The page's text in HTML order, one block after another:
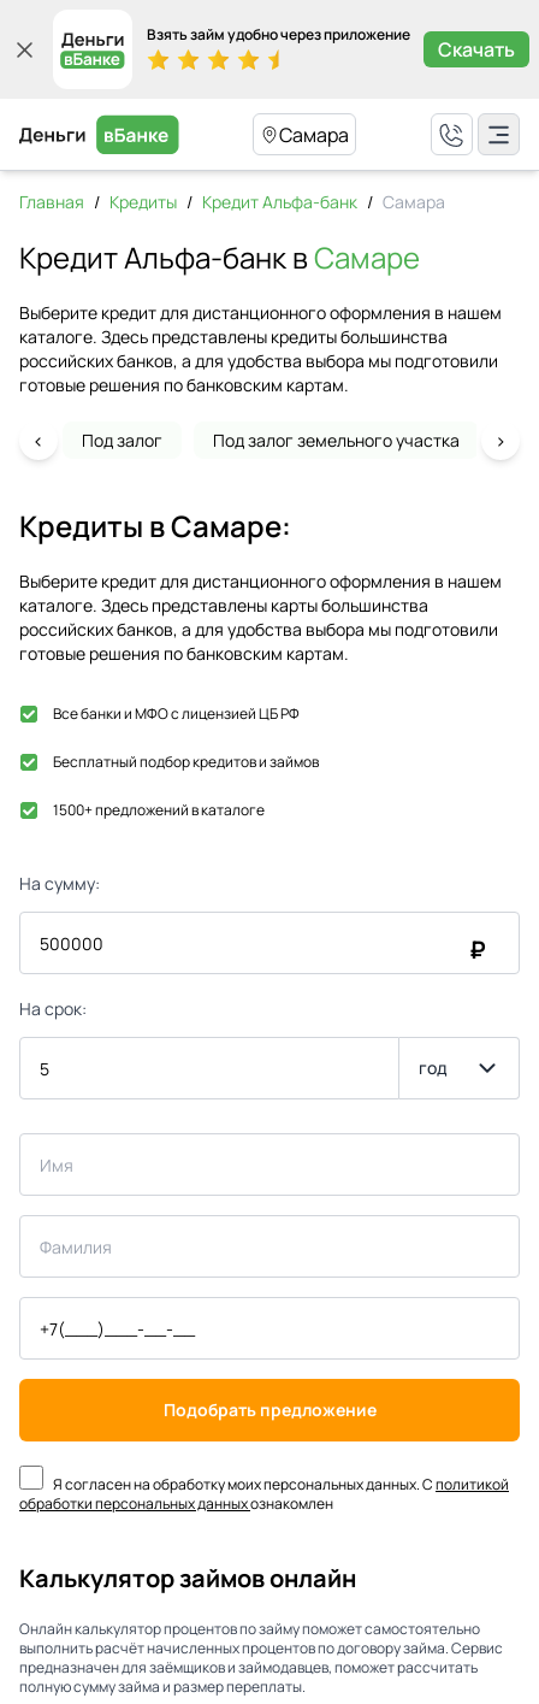
Взять займ удобно через приложение
Скачать
Самара
Главная / Кредиты / Кредит Альфа-банк / Самара
Кредит Альфа-банк вСамаре
Выберите кредит для дистанционного оформления в нашем
каталоге. Здесь представлены кредиты большинства
российских банков, а для удобства выбора мы подготовили
готовые решения по банковским картам.
Под залог Под залог земельного участка
‹ ›
Кредиты вСамаре:
Выберите кредит для дистанционного оформления в нашем
каталоге. Здесь представлены карты большинства
российских банков, а для удобства выбора мы подготовили
готовые решения по банковским картам.
Все банки и МФО с лицензией ЦБ РФ
Бесплатный подбор кредитов и займов
1500+ предложений в каталоге
На сумму:
₽
На срок:
год
Подобрать предложение
Я согласен на обработку моих персональных данных. Сполитикой
обработки персональных данныхознакомлен
Калькулятор займов онлайн
Онлайн калькулятор процентов по займу поможет самостоятельно
выполнить расчёт начисленных процентов по договору займа. Сервис
предназначен для заёмщиков и займодавцев, поможет рассчитать
полную сумму займа и размер переплаты.